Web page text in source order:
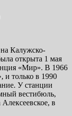
Калужско-
открыта 1 мая
«Мир». В 1966
и только в 1990
У станции
вестибюль,
в